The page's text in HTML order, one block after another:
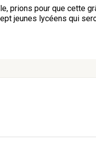
prions pour que cette
jeunes lycéens qui